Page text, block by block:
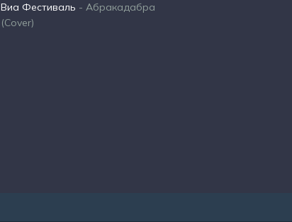
Виа Фестиваль - Абракадабра
(Cover)